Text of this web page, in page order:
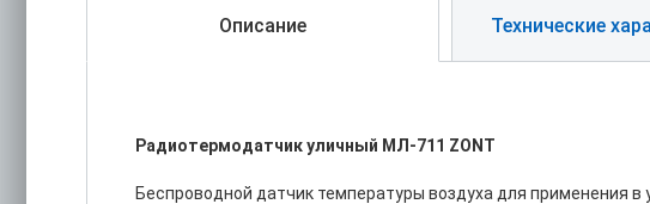
Описание Технические
Радиотермодатчик уличный МЛ-711 ZONT
Беспроводной датчик температуры воздуха для применения